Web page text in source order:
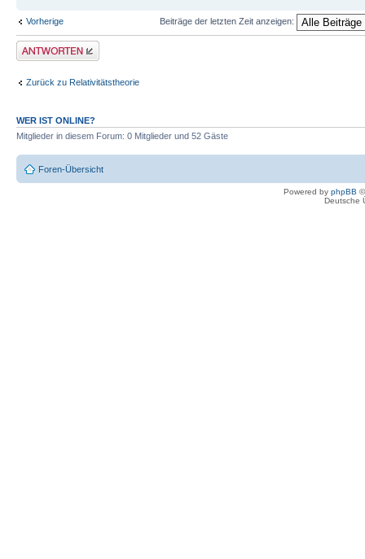
Vorherige Beiträge der letzten Zeit anzeigen:
Antwort erstellen
Zurück zu Relativitätstheorie
WER IST ONLINE?
Mitglieder in diesem Forum: 0 Mitglieder und 52 Gäste
Foren-Übersicht
Powered by phpBB
Deutsche